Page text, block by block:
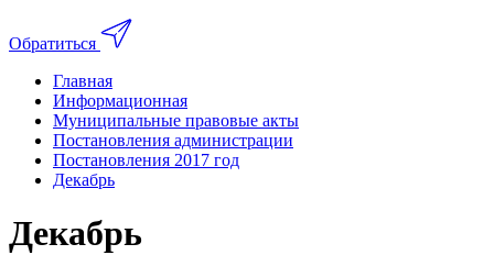
Обратиться
Главная
Информационная
Муниципальные правовые акты
Постановления администрации
Постановления 2017 год
Декабрь
Декабрь